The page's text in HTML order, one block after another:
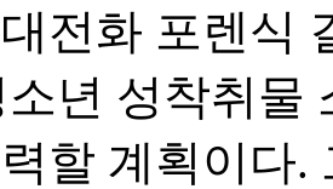
전화 포렌식
년 성착취물
할 계획이다.